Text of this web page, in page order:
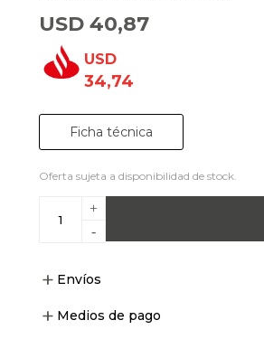
USD 40,87
USD
34,74
Ficha técnica
Oferta sujeta a disponibilidad de stock.
+
-
Envíos
Medios de pago